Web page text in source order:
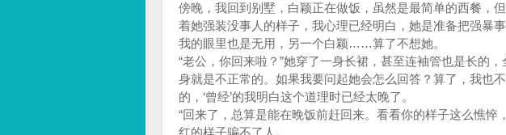
傍晚，我回到别墅，白颖正在做饭，虽然是最简单的西餐，
着她强装没事人的样子，我心理已经明白，她是准备把强暴
我的眼里也是无用，另一个白颖……算了不想她。
“老公，你回来啦？”她穿了一身长裙，甚至连袖管也是长的
身就是不正常的。如果我要问起她会怎么回答？算了，我也
的，‘曾经’的我明白这个道理时已经太晚了。
“回来了，总算是能在晚饭前赶回来。看看你的样子这么憔悴
红的样子骗不了人。